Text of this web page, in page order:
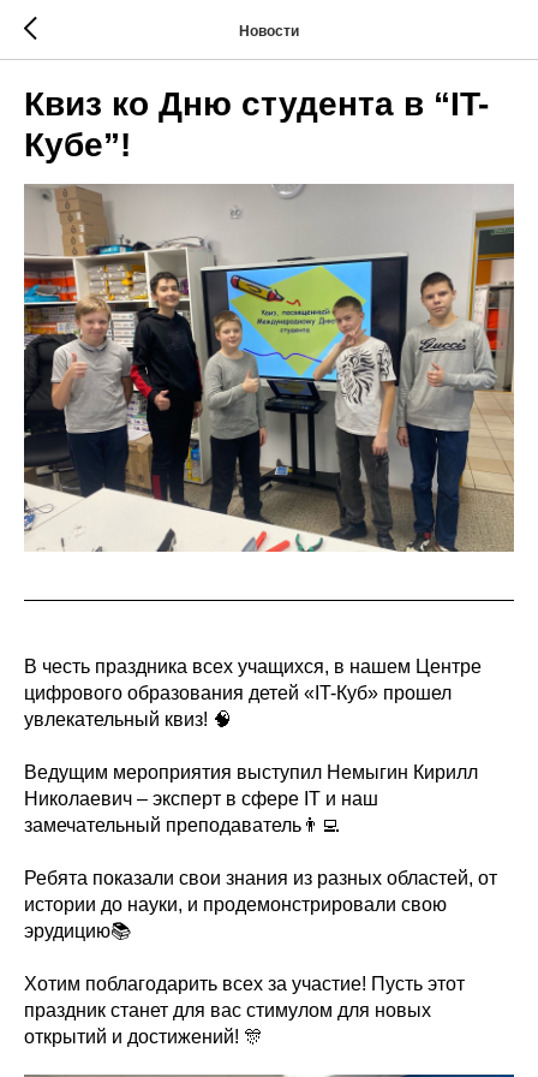
Новости
Квиз ко Дню студента в “IT-
Кубе”!
В честь праздника всех учащихся, в нашем Центре
цифрового образования детей «IT-Куб» прошел
увлекательный квиз! 🧠
Ведущим мероприятия выступил Немыгин Кирилл
Николаевич – эксперт в сфере IT и наш
замечательный преподаватель👨‍💻
Ребята показали свои знания из разных областей, от
истории до науки, и продемонстрировали свою
эрудицию📚
Хотим поблагодарить всех за участие! Пусть этот
праздник станет для вас стимулом для новых
открытий и достижений! 🎊